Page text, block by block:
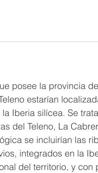
posee la provincia
estarían
Iberia silícea. Se
del Teleno, La
se incluirían las
integrados en la
del territorio, y con